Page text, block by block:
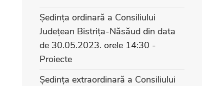
Ședința ordinară a Consiliului
Județean Bistrița-Năsăud din data
de 30.05.2023. orele 14:30 -
Proiecte
Ședința extraordinară a Consiliului